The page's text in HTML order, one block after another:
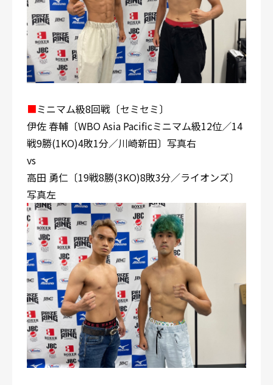
■ミニマム級8回戦〔セミセミ〕
伊佐 春輔〔WBO Asia Pacificミニマム級12位／14
戦9勝(1KO)4敗1分／川崎新田〕写真右
vs
高田 勇仁〔19戦8勝(3KO)8敗3分／ライオンズ〕
写真左